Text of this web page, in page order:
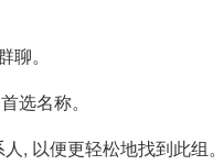
。
选名称。
, 以便更轻松地找到此组。